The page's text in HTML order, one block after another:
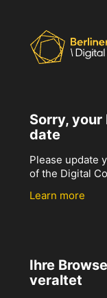
Sorry,
date
Please update
of the Digital
Learn more
Ihre
veraltet